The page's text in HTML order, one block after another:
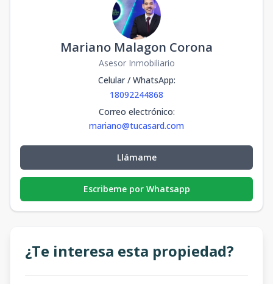
Mariano Malagon Corona
Asesor Inmobiliario
Celular / WhatsApp:
18092244868
Correo electrónico:
mariano@tucasard.com
Llámame
Escribeme por Whatsapp
¿Te interesa esta propiedad?